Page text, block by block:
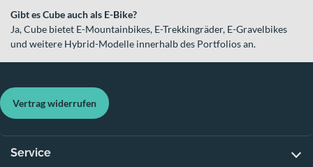
Gibt es Cube auch als E-Bike?
Ja, Cube bietet E-Mountainbikes, E-Trekkingräder, E-Gravelbikes
und weitere Hybrid-Modelle innerhalb des Portfolios an.
Vertrag widerrufen
Service